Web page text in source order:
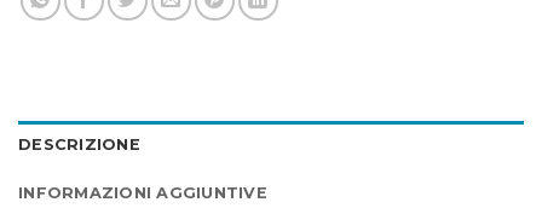
DESCRIZIONE
INFORMAZIONI AGGIUNTIVE